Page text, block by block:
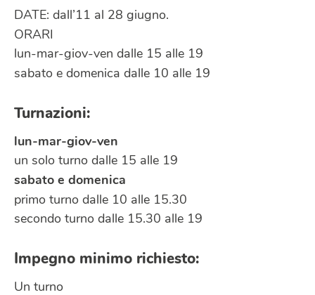
DATE: dall’11 al 28 giugno.
ORARI
lun-mar-giov-ven dalle 15 alle 19
sabato e domenica dalle 10 alle 19
Turnazioni:
lun-mar-giov-ven
un solo turno dalle 15 alle 19
sabato e domenica
primo turno dalle 10 alle 15.30
secondo turno dalle 15.30 alle 19
Impegno minimo richiesto:
Un turno
Disponibilità
Luoghi
Specificare l’area geografica nella quale si è disponibile a
partecipare a eventi di volontariato.
Bergamo provincia
BERGAMO ETS